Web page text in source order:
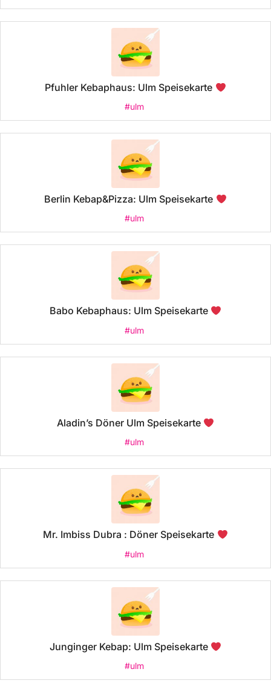
Pfuhler Kebaphaus: Ulm Speisekarte
#ulm
Berlin Kebap&Pizza: Ulm Speisekarte
#ulm
Babo Kebaphaus: Ulm Speisekarte
#ulm
Aladin’s Döner Ulm Speisekarte
#ulm
Mr. Imbiss Dubra : Döner Speisekarte
#ulm
Junginger Kebap: Ulm Speisekarte
#ulm